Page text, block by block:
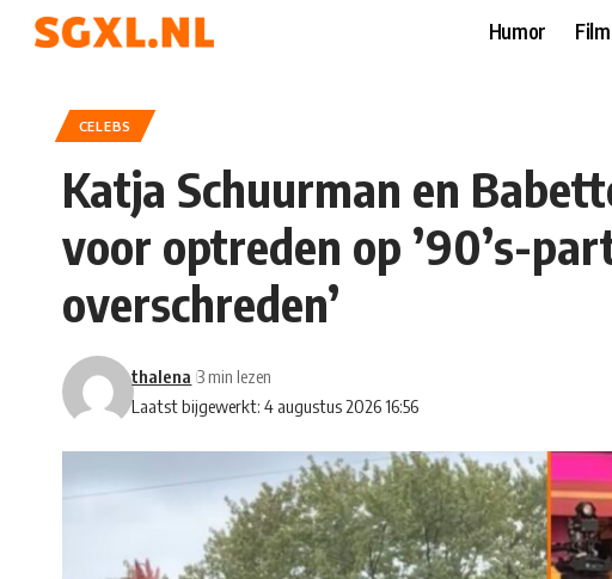
Humor
CELEBS
Katja Schuurman en
voor optreden op ’90’s-
overschreden’
Laatst bijgewerkt: 4 augustus 2026 16:56
thalena 3 min lezen